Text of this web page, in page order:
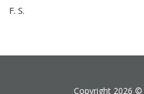
F. S.
Copyright 2026 ©